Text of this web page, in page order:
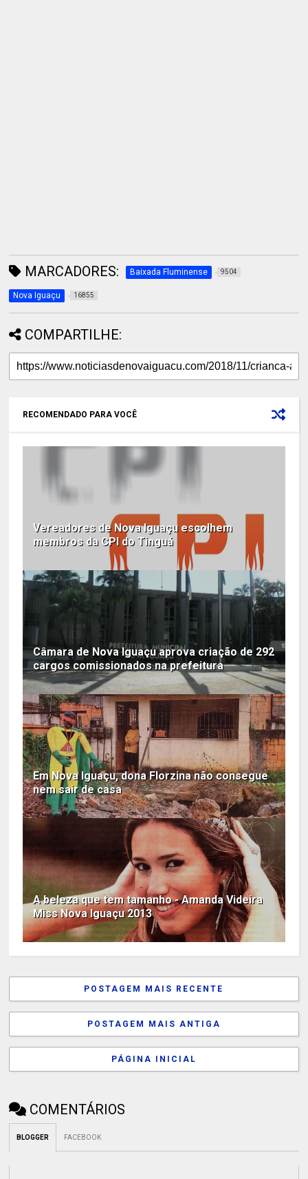
MARCADORES: Baixada Fluminense 9504
Nova Iguaçu 16855
COMPARTILHE:
RECOMENDADO PARA VOCÊ
Vereadores de Nova Iguaçu escolhem
membros da CPI do Tinguá
Câmara de Nova Iguaçu aprova criação de 292
cargos comissionados na prefeitura
Em Nova Iguaçu, dona Florzina não consegue
nem sair de casa
A beleza que tem tamanho - Amanda Videira
Miss Nova Iguaçu 2013
POSTAGEM MAIS RECENTE
POSTAGEM MAIS ANTIGA
PÁGINA INICIAL
COMENTÁRIOS
BLOGGER FACEBOOK